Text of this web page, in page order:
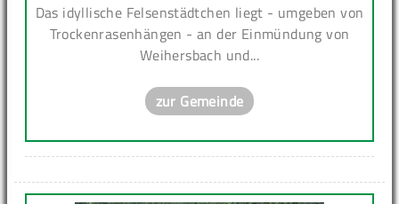
Das idyllische Felsenstädtchen liegt - umgeben von
Trockenrasenhängen - an der Einmündung von
Weihersbach und...
zur Gemeinde